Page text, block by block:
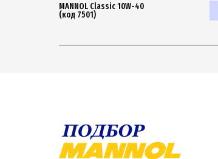
MANNOL Classic 10W-40
(код 7501)